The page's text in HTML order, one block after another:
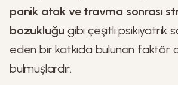
panik atak ve travma sonrası
bozukluğu gibi çeşitli psikiyatrik
eden bir katkıda bulunan faktör
bulmuşlardır.